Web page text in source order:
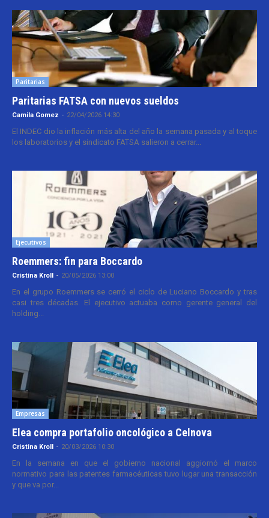
Paritarias
Paritarias FATSA con nuevos sueldos
Camila Gomez - 22/04/2026 14:30
El INDEC dio la inflación más alta del año la semana pasada y al toque
los laboratorios y el sindicato FATSA salieron a cerrar...
Ejecutivos
Roemmers: fin para Boccardo
Cristina Kroll - 20/05/2026 13:00
En el grupo Roemmers se cerró el ciclo de Luciano Boccardo y tras
casi tres décadas. El ejecutivo actuaba como gerente general del
holding...
Empresas
Elea compra portafolio oncológico a Celnova
Cristina Kroll - 20/03/2026 10:30
En la semana en que el gobierno nacional aggiornó el marco
normativo para las patentes farmacéuticas tuvo lugar una transacción
y que va por...